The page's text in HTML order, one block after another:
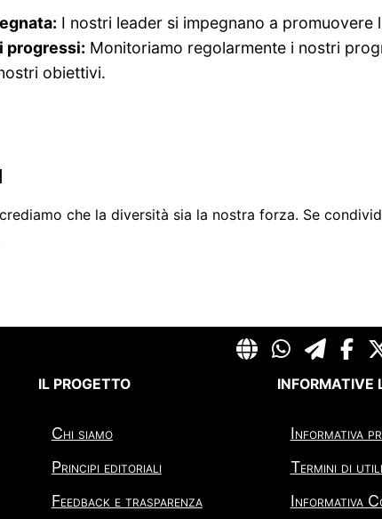
I nostri leader si impegnano a promuovere
progressi: Monitoriamo regolarmente i nostri
obiettivi.
che la diversità sia la nostra forza. Se
IL PROGETTO
Chi siamo
Principi editoriali
Feedback e trasparenza
INFORMATIVE
Informativa
Termini di
Informativa